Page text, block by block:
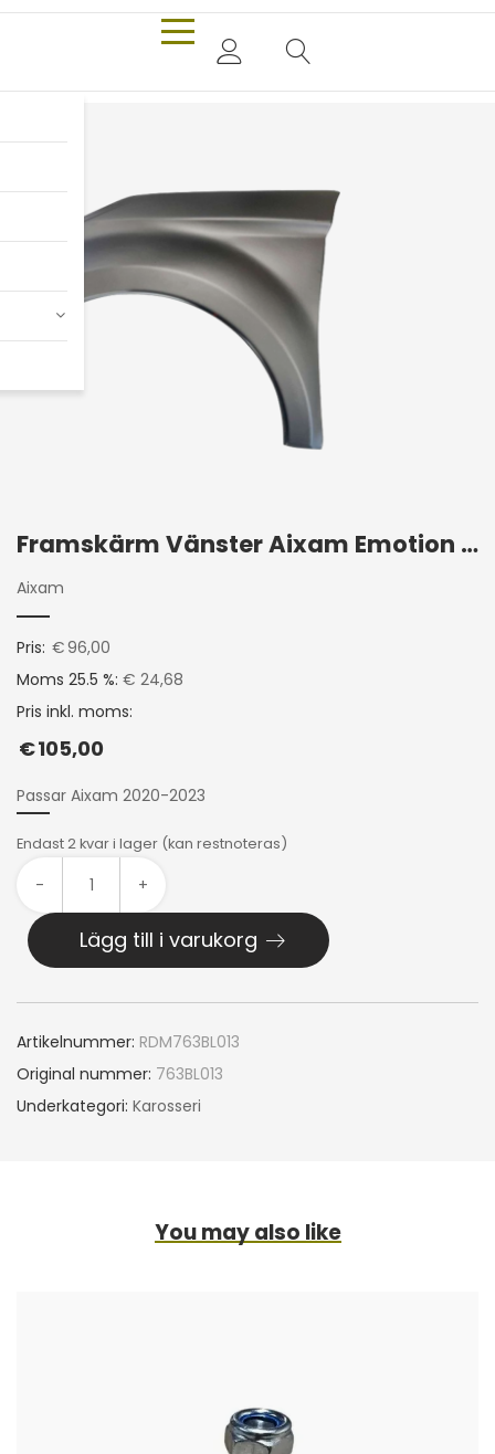
Framskärm Vänster Aixam Emotion 2020+
Aixam
Pris: €96,00
Moms 25.5 %: € 24,68
Pris inkl. moms:
€105,00
Passar Aixam 2020-2023
Endast 2 kvar i lager (kan restnoteras)
- +
Lägg till i varukorg
Artikelnummer: RDM763BL013
Original nummer: 763BL013
Underkategori: Karosseri
You may also like